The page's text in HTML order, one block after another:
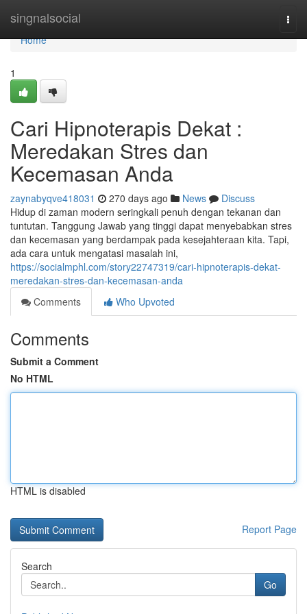
singnalsocial
Home
Home
1
Cari Hipnoterapis Dekat :
Meredakan Stres dan
Kecemasan Anda
zaynabyqve418031 270 days ago News
Discuss
Hidup di zaman modern seringkali penuh dengan tekanan dan
tuntutan. Tanggung Jawab yang tinggi dapat menyebabkan stres
dan kecemasan yang berdampak pada kesejahteraan kita. Tapi,
ada cara untuk mengatasi masalah ini,
https://socialmphl.com/story22747319/cari-hipnoterapis-dekat-
meredakan-stres-dan-kecemasan-anda
Comments
Who Upvoted
Comments
Submit a Comment
No HTML
HTML is disabled
Report Page
Search
Go